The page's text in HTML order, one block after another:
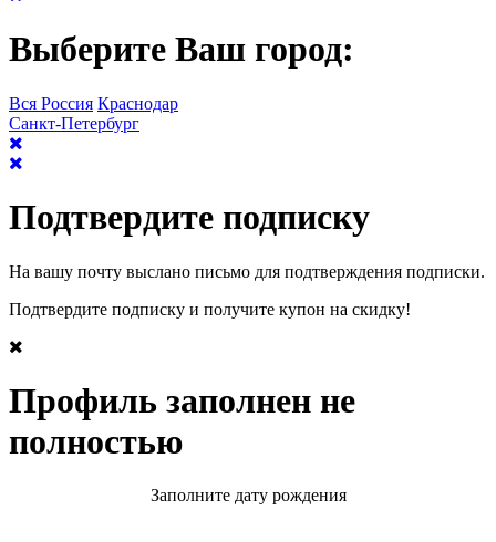
Выберите Ваш город:
Вся Россия Краснодар
Санкт-Петербург
Подтвердите подписку
На вашу почту выслано письмо для подтверждения подписки.
Подтвердите подписку и получите купон на скидку!
Профиль заполнен не
полностью
Заполните дату рождения